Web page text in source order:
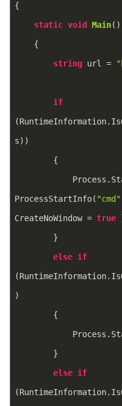
{
static void Main( )
    {
string url =
if
s))
        {
ProcessStartInfo( "cmd"
CreateNoWindow = true
        }
else if
)
        {
        }
else if